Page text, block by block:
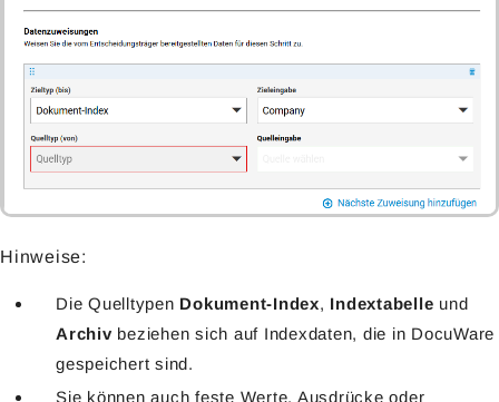
Hinweise:
Die Quelltypen Dokument-Index, Indextabelle und
Archivbeziehen sich auf Indexdaten, die in DocuWare
gespeichert sind.
Sie können auch feste Werte, Ausdrücke oder